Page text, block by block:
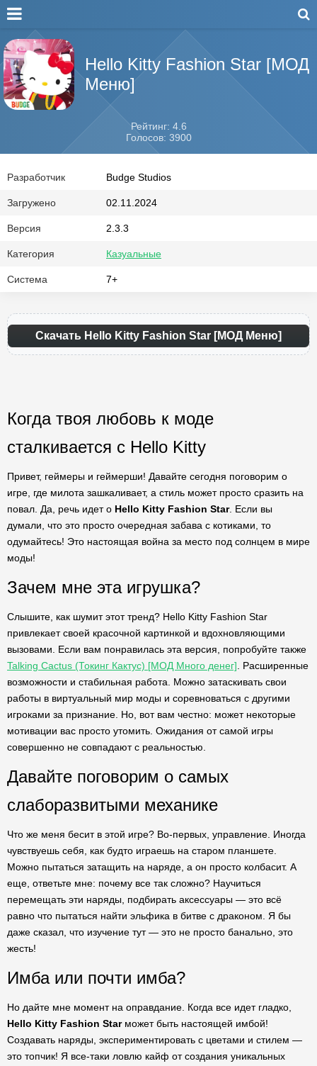
Hello Kitty Fashion Star [МОД
Меню]
Рейтинг: 4.6
Голосов: 3900
Разработчик Budge Studios
Загружено 02.11.2024
Версия 2.3.3
Категория Казуальные
Система 7+
Скачать Hello Kitty Fashion Star [МОД Меню]
Когда твоя любовь к моде
сталкивается с Hello Kitty
Привет, геймеры и геймерши! Давайте сегодня поговорим о
игре, где милота зашкаливает, а стиль может просто сразить на
повал. Да, речь идет о Hello Kitty Fashion Star. Если вы
думали, что это просто очередная забава с котиками, то
одумайтесь! Это настоящая война за место под солнцем в мире
моды!
Зачем мне эта игрушка?
Слышите, как шумит этот тренд? Hello Kitty Fashion Star
привлекает своей красочной картинкой и вдохновляющими
вызовами. Если вам понравилась эта версия, попробуйте также
Talking Cactus (Токинг Кактус) [МОД Много денег] . Расширенные
возможности и стабильная работа. Можно затаскивать свои
работы в виртуальный мир моды и соревноваться с другими
игроками за признание. Но, вот вам честно: может некоторые
мотивации вас просто утомить. Ожидания от самой игры
совершенно не совпадают с реальностью.
Давайте поговорим о самых
слаборазвитыми механике
Что же меня бесит в этой игре? Во-первых, управление. Иногда
чувствуешь себя, как будто играешь на старом планшете.
Можно пытаться затащить на наряде, а он просто колбасит. А
еще, ответьте мне: почему все так сложно? Научиться
перемещать эти наряды, подбирать аксессуары — это всё
равно что пытаться найти эльфика в битве с драконом. Я бы
даже сказал, что изучение тут — это не просто банально, это
жесть!
Имба или почти имба?
Но дайте мне момент на оправдание. Когда все идет гладко,
Hello Kitty Fashion Starможет быть настоящей имбой!
Создавать наряды, экспериментировать с цветами и стилем —
это топчик! Я все-таки ловлю кайф от создания уникальных